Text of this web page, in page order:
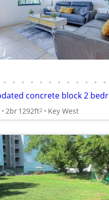
• • • • • • • • • • • •
2br1292ft2 Key West